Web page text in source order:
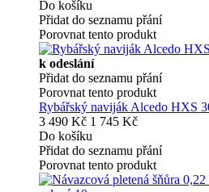
Do košíku
Přidat do seznamu přání
Porovnat tento produkt
k odeslání
Přidat do seznamu přání
Porovnat tento produkt
Rybářský naviják Alcedo HXS
3 490 Kč 1 745 Kč
Do košíku
Přidat do seznamu přání
Porovnat tento produkt